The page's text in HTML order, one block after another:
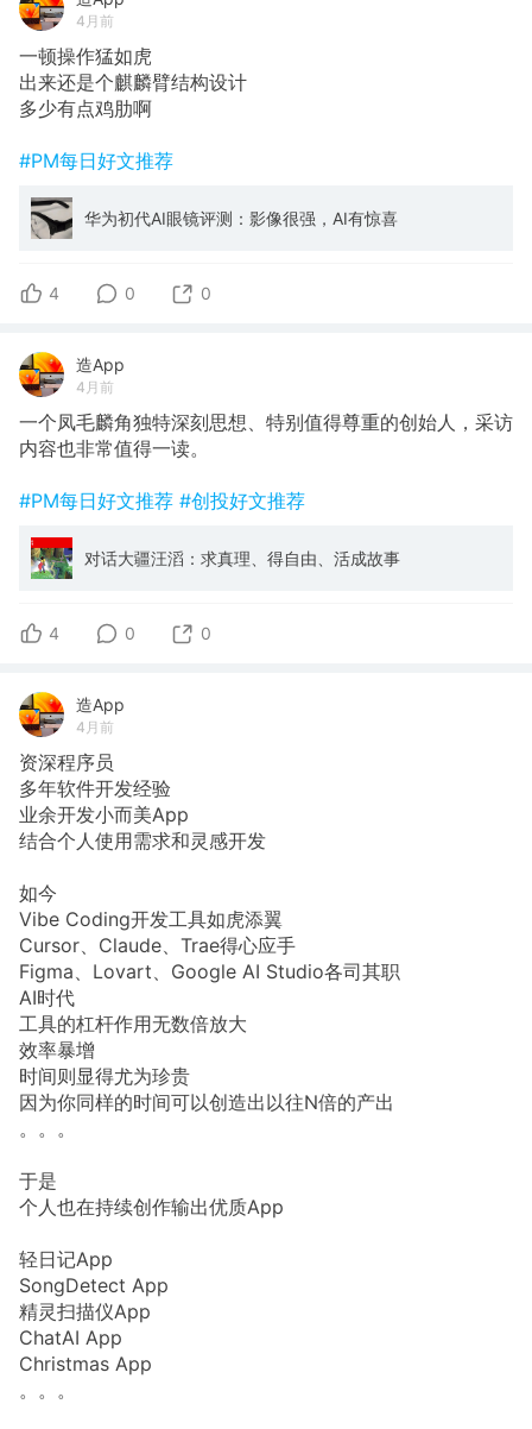
4月前
一顿操作猛如虎
出来还是个麒麟臂结构设计
多少有点鸡肋啊
#PM每日好文推荐
华为初代AI眼镜评测：影像很强，AI有惊喜
4 0 0
造App
4月前
一个凤毛麟角独特深刻思想、特别值得尊重的创始人，采访
内容也非常值得一读。
#PM每日好文推荐 #创投好文推荐
对话大疆汪滔：求真理、得自由、活成故事
4 0 0
造App
4月前
资深程序员
多年软件开发经验
业余开发小而美App
结合个人使用需求和灵感开发
如今
Vibe Coding开发工具如虎添翼
Cursor、Claude、Trae得心应手
Figma、Lovart、Google AI Studio各司其职
AI时代
工具的杠杆作用无数倍放大
效率暴增
时间则显得尤为珍贵
因为你同样的时间可以创造出以往N倍的产出
。。。
于是
个人也在持续创作输出优质App
轻日记App
SongDetect App
精灵扫描仪App
ChatAI App
Christmas App
。。。